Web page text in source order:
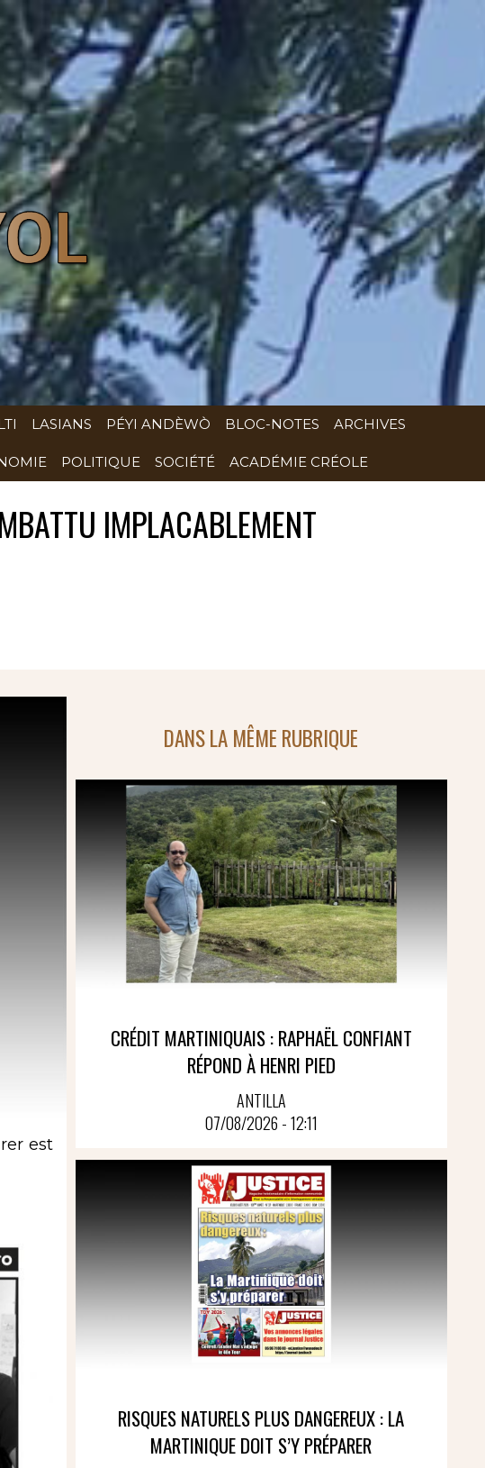
LASIANS PÉYI ANDÈWÒ BLOC-NOTES ARCHIVES
POLITIQUE SOCIÉTÉ ACADÉMIE CRÉOLE
IMPLACABLEMENT
est
DANS LA MÊME RUBRIQUE
CRÉDIT MARTINIQUAIS : RAPHAËL CONFIANT
RÉPOND À HENRI PIED
ANTILLA
07/08/2026 - 12:11
RISQUES NATURELS PLUS DANGEREUX : LA
MARTINIQUE DOIT S’Y PRÉPARER